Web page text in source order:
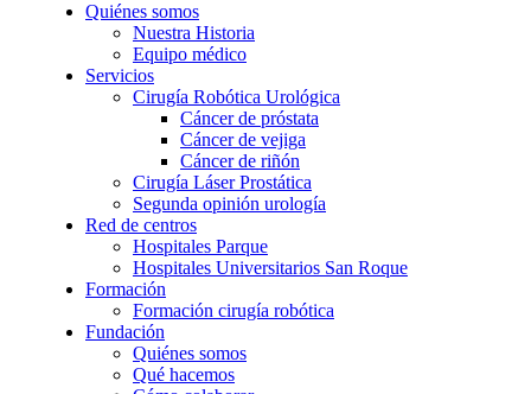
Quiénes somos
Nuestra Historia
Equipo médico
Servicios
Cirugía Robótica Urológica
Cáncer de próstata
Cáncer de vejiga
Cáncer de riñón
Cirugía Láser Prostática
Segunda opinión urología
Red de centros
Hospitales Parque
Hospitales Universitarios San Roque
Formación
Formación cirugía robótica
Fundación
Quiénes somos
Qué hacemos